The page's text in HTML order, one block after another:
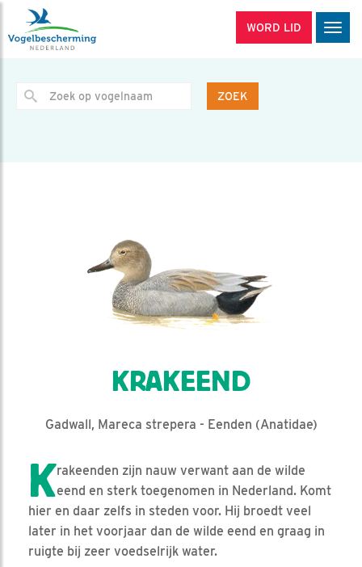
WORD LID
ZOEK
KRAKEEND
Gadwall, Mareca strepera - Eenden (Anatidae)
Krakeenden zijn nauw verwant aan de wilde
eend en sterk toegenomen in Nederland. Komt
hier en daar zelfs in steden voor. Hij broedt veel
later in het voorjaar dan de wilde eend en graag in
ruigte bij zeer voedselrijk water.